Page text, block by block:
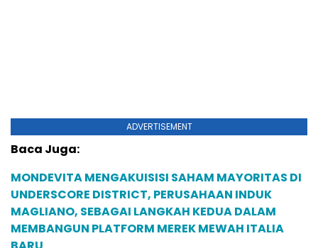
ADVERTISEMENT
Baca Juga:
MONDEVITA MENGAKUISISI SAHAM MAYORITAS DI
UNDERSCORE DISTRICT, PERUSAHAAN INDUK
MAGLIANO, SEBAGAI LANGKAH KEDUA DALAM
MEMBANGUN PLATFORM MEREK MEWAH ITALIA